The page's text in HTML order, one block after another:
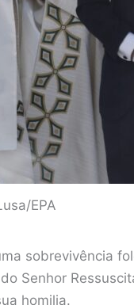
EPA
No
sobrevivência
Senhor
homilia.